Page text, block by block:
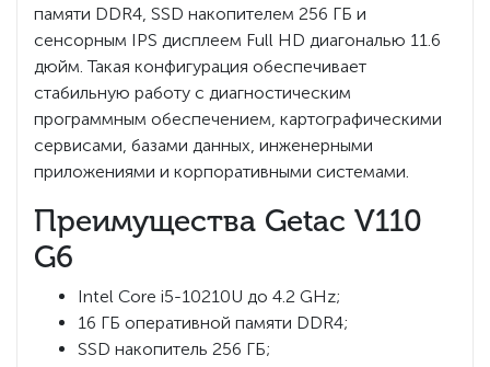
памяти DDR4, SSD накопителем 256 ГБ и
сенсорным IPS дисплеем Full HD диагональю 11.6
дюйм. Такая конфигурация обеспечивает
стабильную работу с диагностическим
программным обеспечением, картографическими
сервисами, базами данных, инженерными
приложениями и корпоративными системами.
Преимущества Getac V110
G6
Intel Core i5-10210U до 4.2 GHz;
16 ГБ оперативной памяти DDR4;
SSD накопитель 256 ГБ;